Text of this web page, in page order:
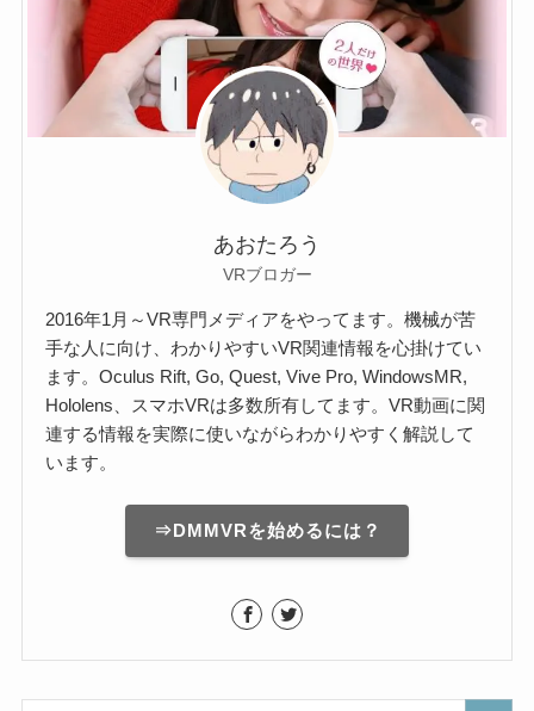
あおたろう
VRブロガー
2016年1月～VR専門メディアをやってます。機械が苦
手な人に向け、わかりやすいVR関連情報を心掛けてい
ます。Oculus Rift, Go, Quest, Vive Pro, WindowsMR,
Hololens、スマホVRは多数所有してます。VR動画に関
連する情報を実際に使いながらわかりやすく解説して
います。
⇒DMMVRを始めるには？